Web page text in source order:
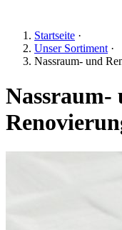
Startseite ·
Unser Sortiment ·
Nassraum- und
Nassraum-